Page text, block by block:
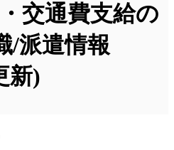
交通費支給の
/派遣情報
新)